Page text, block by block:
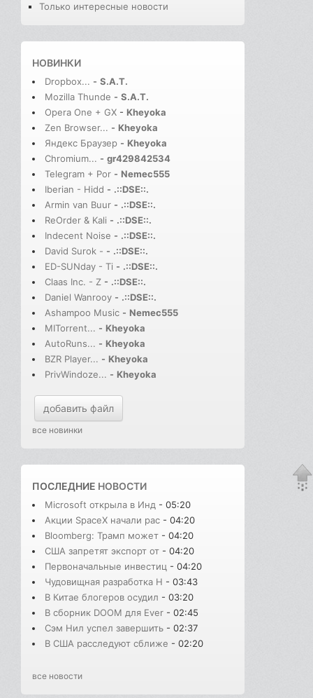
Только интересные новости
НОВИНКИ
Dropbox... - S.A.T.
Mozilla Thunde - S.A.T.
Opera One + GX - Kheyoka
Zen Browser... - Kheyoka
Яндекс Браузер - Kheyoka
Chromium... - gr429842534
Telegram + Por - Nemec555
Iberian - Hidd - .::DSE::.
Armin van Buur - .::DSE::.
ReOrder & Kali - .::DSE::.
Indecent Noise - .::DSE::.
David Surok - - .::DSE::.
ED-SUNday - Ti - .::DSE::.
Claas Inc. - Z - .::DSE::.
Daniel Wanrooy - .::DSE::.
Ashampoo Music - Nemec555
MITorrent... - Kheyoka
AutoRuns... - Kheyoka
BZR Player... - Kheyoka
PrivWindoze... - Kheyoka
добавить файл
все новинки
ПОСЛЕДНИЕ НОВОСТИ
Microsoft открыла в Инд - 05:20
Акции SpaceX начали рас - 04:20
Bloomberg: Трамп может - 04:20
США запретят экспорт от - 04:20
Первоначальные инвестиц - 04:20
Чудовищная разработка H - 03:43
В Китае блогеров осудил - 03:20
В сборник DOOM для Ever - 02:45
Сэм Нил успел завершить - 02:37
В США расследуют сближе - 02:20
все новости